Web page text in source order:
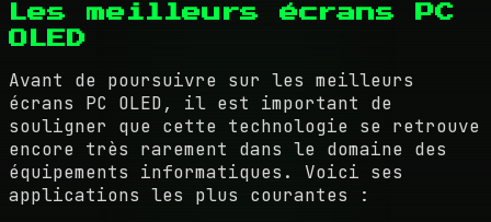
Les meilleurs écrans PC
OLED
Avant de poursuivre sur les meilleurs
écrans PC OLED, il est important de
souligner que cette technologie se retrouve
encore très rarement dans le domaine des
équipements informatiques. Voici ses
applications les plus courantes :